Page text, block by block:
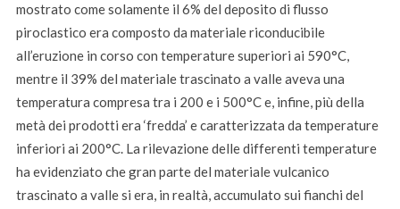
mostrato come solamente il 6% del deposito di flusso
piroclastico era composto da materiale riconducibile
all’eruzione in corso con temperature superiori ai 590°C,
mentre il 39% del materiale trascinato a valle aveva una
temperatura compresa tra i 200 e i 500°C e, infine, più della
metà dei prodotti era ‘fredda’ e caratterizzata da temperature
inferiori ai 200°C. La rilevazione delle differenti temperature
ha evidenziato che gran parte del materiale vulcanico
trascinato a valle si era, in realtà, accumulato sui fianchi del